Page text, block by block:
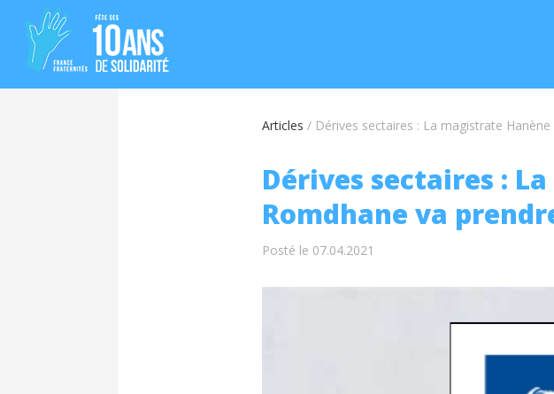
Articles / Dérives sectaires : La magistrate
Dérives sectaires :
Romdhane va
Posté le 07.04.2021